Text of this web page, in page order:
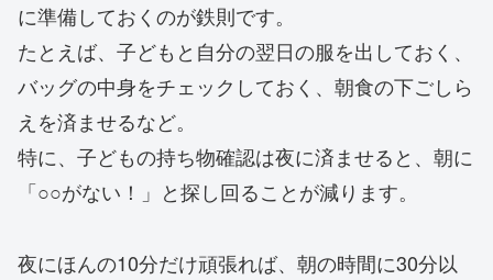
に準備しておくのが鉄則です。
たとえば、子どもと自分の翌日の服を出しておく、
バッグの中身をチェックしておく、朝食の下ごしら
えを済ませるなど。
特に、子どもの持ち物確認は夜に済ませると、朝に
「○○がない！」と探し回ることが減ります。
夜にほんの10分だけ頑張れば、朝の時間に30分以